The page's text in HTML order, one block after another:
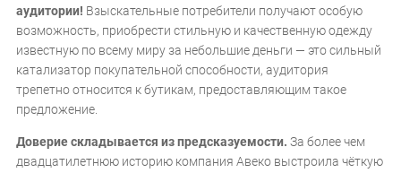
аудитории! Взыскательные потребители получают особую
возможность, приобрести стильную и качественную одежду
известную по всему миру за небольшие деньги — это сильный
катализатор покупательной способности, аудитория
трепетно относится к бутикам, предоставляющим такое
предложение.
Доверие складывается из предсказуемости. За более чем
двадцатилетнюю историю компания Авеко выстроила чёткую